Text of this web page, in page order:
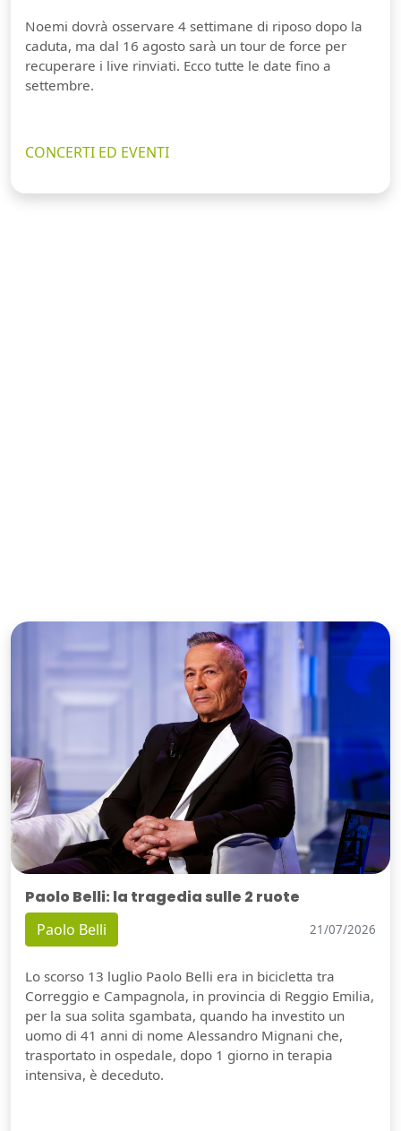
Noemi dovrà osservare 4 settimane di riposo dopo la
caduta, ma dal 16 agosto sarà un tour de force per
recuperare i live rinviati. Ecco tutte le date fino a
settembre.
CONCERTI ED EVENTI
Paolo Belli: la tragedia sulle 2 ruote
Paolo Belli 21/07/2026
Lo scorso 13 luglio Paolo Belli era in bicicletta tra
Correggio e Campagnola, in provincia di Reggio Emilia,
per la sua solita sgambata, quando ha investito un
uomo di 41 anni di nome Alessandro Mignani che,
trasportato in ospedale, dopo 1 giorno in terapia
intensiva, è deceduto.